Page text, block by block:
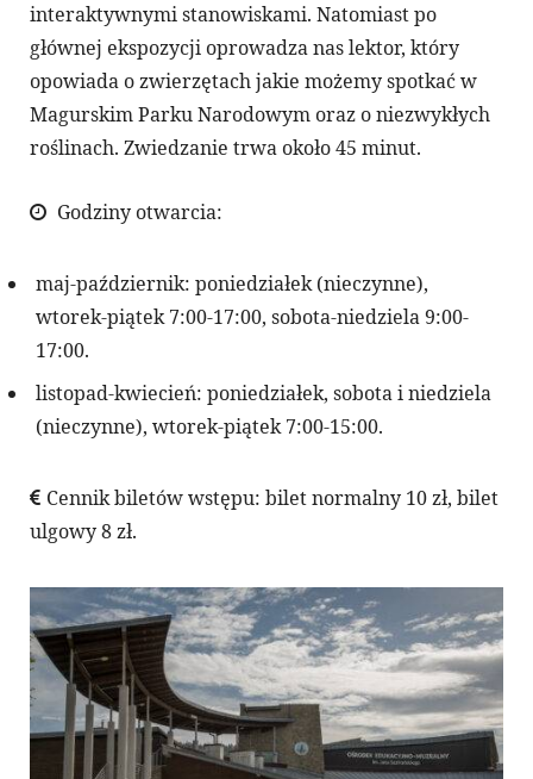
interaktywnymi stanowiskami. Natomiast po
głównej ekspozycji oprowadza nas lektor, który
opowiada o zwierzętach jakie możemy spotkać w
Magurskim Parku Narodowym oraz o niezwykłych
roślinach. Zwiedzanie trwa około 45 minut.
Godziny otwarcia:
maj-październik: poniedziałek (nieczynne),
wtorek-piątek 7:00-17:00, sobota-niedziela 9:00-
17:00.
listopad-kwiecień: poniedziałek, sobota i niedziela
(nieczynne), wtorek-piątek 7:00-15:00.
Cennik biletów wstępu: bilet normalny 10 zł, bilet
ulgowy 8 zł.